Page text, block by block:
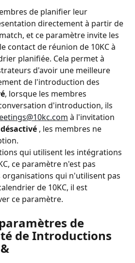
de planifier leur
directement à partir de
et ce paramètre invite les
contact de réunion de 10KC à
planifiée. Cela permet à
d'avoir une meilleure
de l'introduction des
, lorsque les membres
d'introduction, ils
à l'invitation
, les membres ne
qui utilisent les intégrations
ce paramètre n'est pas
organisations qui n'utilisent pas
de 10KC, il est
ce paramètre.
de
de Introductions